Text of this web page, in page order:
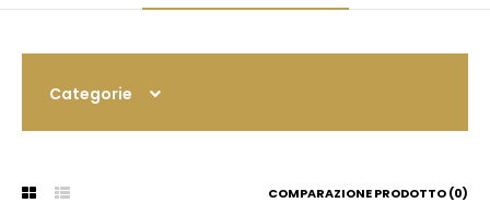
Categorie
COMPARAZIONE PRODOTTO (0)